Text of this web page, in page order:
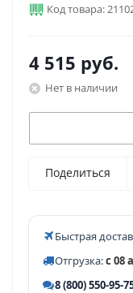
Код товара:
4 515 руб.
Нет в наличии
Поделиться
Быстрая
Отгрузка:с 08
8 (800) 550-95-